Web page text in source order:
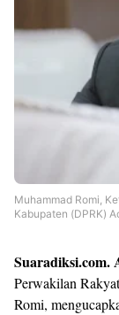
Muhammad Romi,
Kabupaten (DPRK)
Suaradiksi.com.
Perwakilan
Romi,